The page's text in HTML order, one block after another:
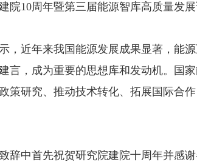
10周年暨第三届能源智库高质量发展
，近年来我国能源发展成果显著，能
言，成为重要的思想库和发动机。国
策研究、推动技术转化、拓展国际合
辞中首先祝贺研究院建院十周年并感